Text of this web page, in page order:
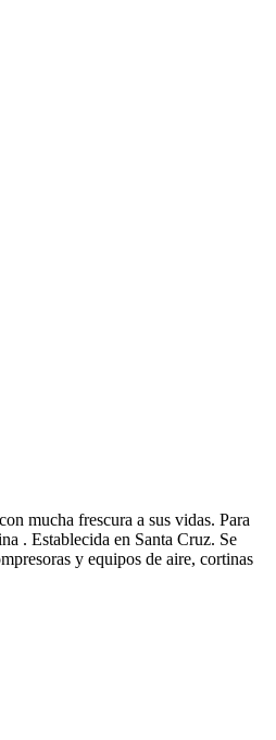
mucha frescura a sus vidas. Para
. Establecida en Santa Cruz. Se
y equipos de aire, cortinas